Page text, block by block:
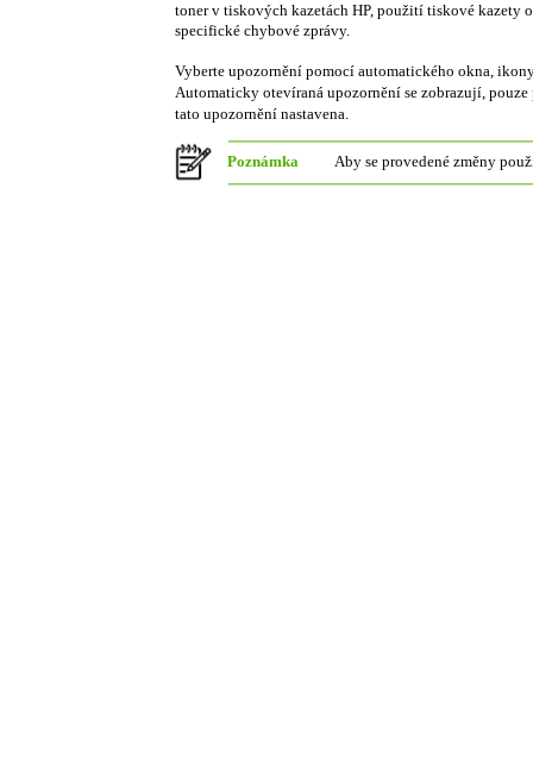
toner v tiskových kazetách HP, použití tiskové kazety
specifické chybové zprávy.
Vyberte upozornění pomocí automatického okna,
Automaticky otevíraná upozornění se zobrazují,
tato upozornění nastavena.
Poznámka Aby se provedené změny